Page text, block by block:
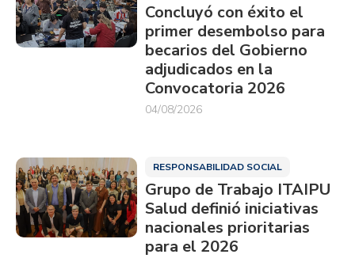
Concluyó con éxito el
primer desembolso para
becarios del Gobierno
adjudicados en la
Convocatoria 2026
04/08/2026
RESPONSABILIDAD SOCIAL
Grupo de Trabajo ITAIPU
Salud definió iniciativas
nacionales prioritarias
para el 2026